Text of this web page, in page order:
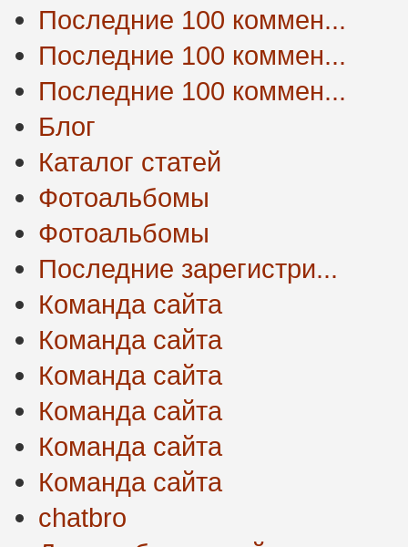
Последние 100 коммен...
Последние 100 коммен...
Последние 100 коммен...
Блог
Каталог статей
Фотоальбомы
Фотоальбомы
Последние зарегистри...
Команда сайта
Команда сайта
Команда сайта
Команда сайта
Команда сайта
Команда сайта
chatbro